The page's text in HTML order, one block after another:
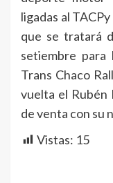
ligadas al
que se tratará
setiembre para
Trans Chaco
vuelta el Rubén
de venta con su
Vistas: 15